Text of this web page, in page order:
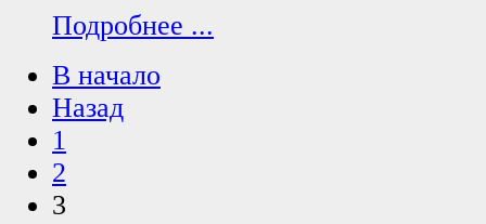
Подробнее ...
В начало
Назад
1
2
3